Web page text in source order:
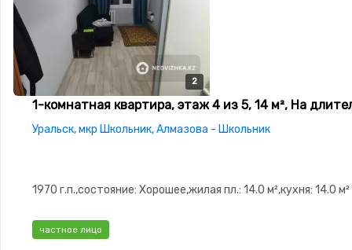
2
2
1-комнатная квартира, этаж 4 из 5, 14 м², На
Уральск, мкр Школьник, Алмазова - Школьник
1970 г.п.,состояние: Хорошее,жилая пл.: 14.0 м²,кухня: 14.0 м²
частное лицо